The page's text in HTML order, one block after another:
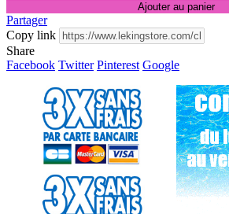
Ajouter au panier
Partager
Copy link
Share
Facebook Twitter Pinterest Google